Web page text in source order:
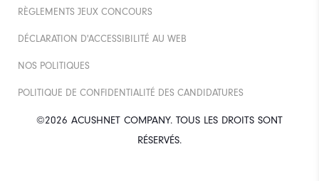
©2026 ACUSHNET COMPANY. TOUS LES DROITS SONT
RÉSERVÉS.
RÈGLEMENTS JEUX CONCOURS
DÉCLARATION D'ACCESSIBILITÉ AU WEB
NOS POLITIQUES
POLITIQUE DE CONFIDENTIALITÉ DES CANDIDATURES